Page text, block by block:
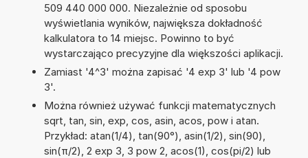
509 440 000 000. Niezależnie od sposobu
wyświetlania wyników, największa dokładność
kalkulatora to 14 miejsc. Powinno to być
wystarczająco precyzyjne dla większości aplikacji.
Zamiast '4^3' można zapisać '4 exp 3' lub '4 pow
3'.
Można również używać funkcji matematycznych
sqrt, tan, sin, exp, cos, asin, acos, pow i atan.
Przykład: atan(1/4), tan(90°), asin(1/2), sin(90),
sin(π/2), 2 exp 3, 3 pow 2, acos(1), cos(pi/2) lub